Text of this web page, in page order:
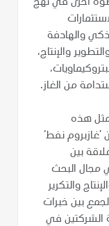
أخرى في نهج
والهادفة
والإنتاج،
من الغاز.
هذه
’غازبروم نفط‘
بين
مجال البحث
والتكرير
بين خبرات
الشركتين في